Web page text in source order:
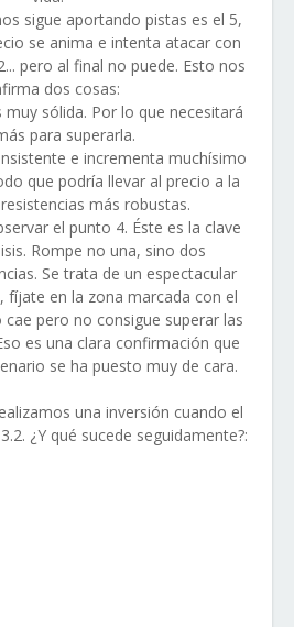
sigue aportando pistas es el 5,
se anima e intenta atacar con
pero al final no puede. Esto nos
dos cosas:
sólida. Por lo que necesitará
para superarla.
e incrementa muchísimo
que podría llevar al precio a la
más robustas.
el punto 4. Éste es la clave
Rompe no una, sino dos
Se trata de un espectacular
fíjate en la zona marcada con el
pero no consigue superar las
es una clara confirmación que
se ha puesto muy de cara.
una inversión cuando el
¿Y qué sucede seguidamente?: